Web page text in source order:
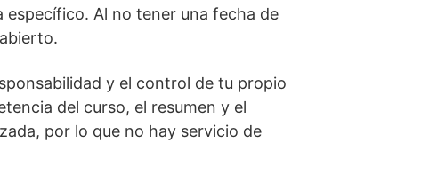
Al no tener una fecha de
y el control de tu propio
del curso, el resumen y el
por lo que no hay servicio de